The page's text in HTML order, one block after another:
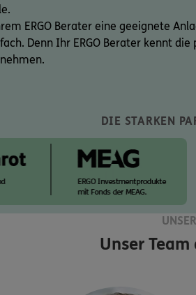
ERGO Berater eine geeignete
Denn Ihr ERGO Berater kennt
DIE STARKEN
Unser